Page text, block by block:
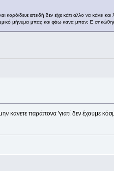
κορόιδευε επειδή δεν είχε κάτι αλλο να
μήνυμα μπας και φάω κανα μπαν; Ε
κανετε παράπονα 'γιατί δεν έχουμε